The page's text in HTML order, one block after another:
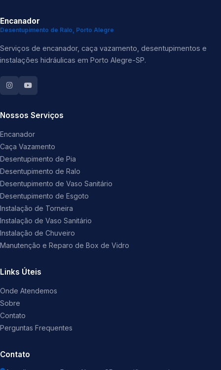
Encanador
Desentupimento de Ralo, Porto Alegre
Serviços de encanador, caça vazamento, desentupimentos e
instalações hidráulicas em Porto Alegre-SP.
Nossos Serviços
Encanador
Caça Vazamento
Desentupimento de Pia
Desentupimento de Ralo
Desentupimento de Vaso Sanitário
Desentupimento de Esgoto
Instalação de Torneira
Instalação de Vaso Sanitário
Instalação de Chuveiro
Manutenção e Reparo de Box de Vidro
Links Úteis
Onde Atendemos
Sobre
Contato
Perguntas Frequentes
Contato